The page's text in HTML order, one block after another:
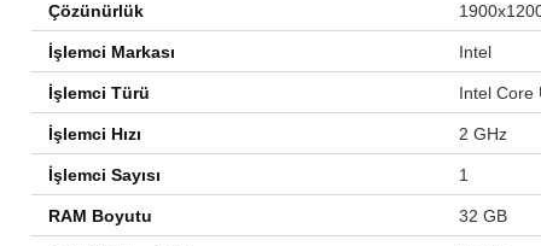
Çözünürlük
İşlemci Markası ‎Intel
İşlemci Türü ‎Intel Core
İşlemci Hızı ‎2 GHz
İşlemci Sayısı ‎1
RAM Boyutu ‎32 GB